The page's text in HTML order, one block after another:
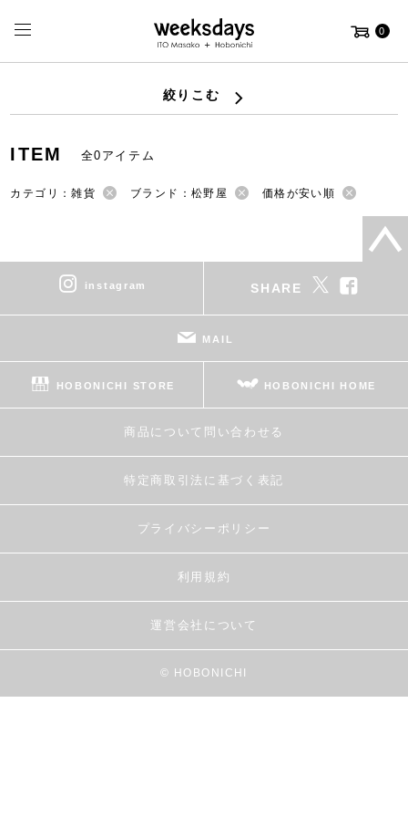
0
絞りこむ
ITEM 全0アイテム
カテゴリ：雑貨 ブランド：松野屋 価格が安い順
instagram SHARE
MAIL
HOBONICHI STORE HOBONICHI HOME
商品について問い合わせる
特定商取引法に基づく表記
プライバシーポリシー
利用規約
運営会社について
© HOBONICHI